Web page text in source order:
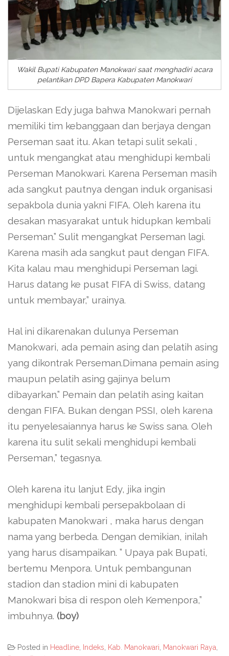
Wakil Bupati Kabupaten Manokwari saat menghadiri acara
pelantikan DPD Bapera Kabupaten Manokwari
Dijelaskan Edy juga bahwa Manokwari pernah
memiliki tim kebanggaan dan berjaya dengan
Perseman saat itu. Akan tetapi sulit sekali ,
untuk mengangkat atau menghidupi kembali
Perseman Manokwari. Karena Perseman masih
ada sangkut pautnya dengan induk organisasi
sepakbola dunia yakni FIFA. Oleh karena itu
desakan masyarakat untuk hidupkan kembali
Perseman.” Sulit mengangkat Perseman lagi.
Karena masih ada sangkut paut dengan FIFA.
Kita kalau mau menghidupi Perseman lagi.
Harus datang ke pusat FIFA di Swiss, datang
untuk membayar,” urainya.
Hal ini dikarenakan dulunya Perseman
Manokwari, ada pemain asing dan pelatih asing
yang dikontrak Perseman.Dimana pemain asing
maupun pelatih asing gajinya belum
dibayarkan.” Pemain dan pelatih asing kaitan
dengan FIFA. Bukan dengan PSSI, oleh karena
itu penyelesaiannya harus ke Swiss sana. Oleh
karena itu sulit sekali menghidupi kembali
Perseman,” tegasnya.
Oleh karena itu lanjut Edy, jika ingin
menghidupi kembali persepakbolaan di
kabupaten Manokwari , maka harus dengan
nama yang berbeda. Dengan demikian, inilah
yang harus disampaikan. ” Upaya pak Bupati,
bertemu Menpora. Untuk pembangunan
stadion dan stadion mini di kabupaten
Manokwari bisa di respon oleh Kemenpora,”
imbuhnya. (boy)
Posted in Headline, Indeks, Kab. Manokwari, Manokwari Raya,